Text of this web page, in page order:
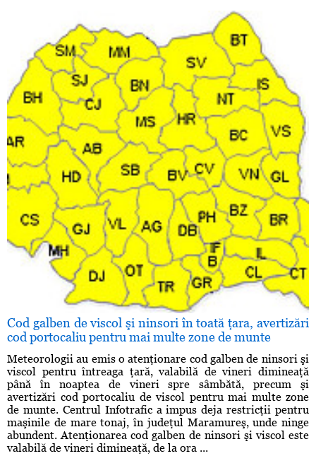
Cod galben de viscol şi ninsori în toată ţara, avertizări
cod portocaliu pentru mai multe zone de munte
Meteorologii au emis o atenţionare cod galben de ninsori şi
viscol pentru întreaga ţară, valabilă de vineri dimineaţă
până în noaptea de vineri spre sâmbătă, precum şi
avertizări cod portocaliu de viscol pentru mai multe zone
de munte. Centrul Infotrafic a impus deja restricţii pentru
maşinile de mare tonaj, în judeţul Maramureş, unde ninge
abundent. Atenţionarea cod galben de ninsori şi viscol este
valabilă de vineri dimineaţă, de la ora ...